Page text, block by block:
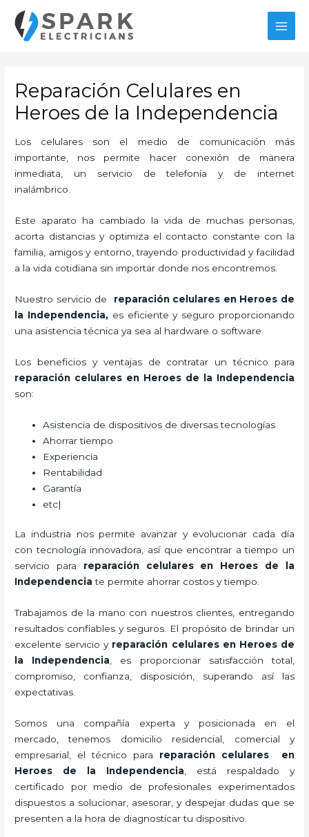
contenido
Reparación Celulares en
Heroes de la Independencia
Los celulares son el medio de comunicación más
importante, nos permite hacer conexión de manera
inmediata, un servicio de telefonía y de internet
inalámbrico.
Este aparato ha cambiado la vida de muchas personas,
acorta distancias y optimiza el contacto constante con la
familia, amigos y entorno, trayendo productividad y facilidad
a la vida cotidiana sin importar donde nos encontremos.
Nuestro servicio de reparación celulares en Heroes de
la Independencia,es eficiente y seguro proporcionando
una asistencia técnica ya sea al hardware o software.
Los beneficios y ventajas de contratar un técnico para
reparación celulares en Heroes de la Independencia
son:
Asistencia de dispositivos de diversas tecnologías
Ahorrar tiempo
Experiencia
Rentabilidad
Garantía
etc|
La industria nos permite avanzar y evolucionar cada día
con tecnología innovadora, así que encontrar a tiempo un
servicio para reparación celularesen Heroes de la
Independencia te permite ahorrar costos y tiempo.
Trabajamos de la mano con nuestros clientes, entregando
resultados confiables y seguros. El propósito de brindar un
excelente servicio y reparación celularesen Heroes de
la Independencia , es proporcionar satisfacción total,
compromiso, confianza, disposición, superando así las
expectativas.
Somos una compañía experta y posicionada en el
mercado, tenemos domicilio residencial, comercial y
empresarial, el técnico para reparación celulares en
Heroes de la Independencia , está respaldado y
certificado por medio de profesionales experimentados
dispuestos a solucionar, asesorar, y despejar dudas que se
presenten a la hora de diagnosticar tu dispositivo.